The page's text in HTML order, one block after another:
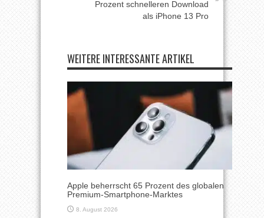
Prozent schnelleren Download
als iPhone 13 Pro
WEITERE INTERESSANTE ARTIKEL
Apple beherrscht 65 Prozent des globalen
Premium-Smartphone-Marktes
8. August 2026